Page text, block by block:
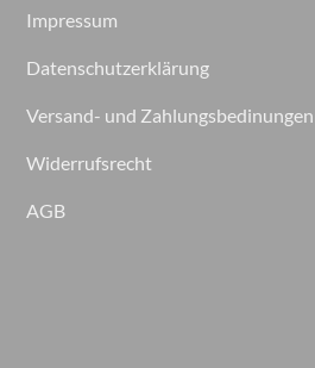
Impressum
Datenschutzerklärung
Versand- und Zahlungsbedinungen
Widerrufsrecht
AGB